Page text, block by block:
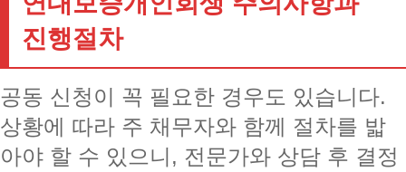
진행절차
공동 신청이 꼭 필요한 경우도 있습니다.
상황에 따라 주 채무자와 함께 절차를 밟
아야 할 수 있으니, 전문가와 상담 후 결정